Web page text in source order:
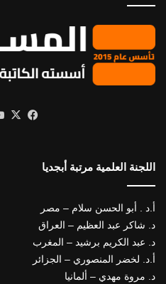
اللجنة العلمية مرتبة أبجديا
أ.د . أبو الحسن سلام – مصر
د. شاكر عبد العظيم – العراق
د. عبد الكريم برشيد – المغرب
أ.د. لخضر المنصوري – الجزائر
د. مروة مهدي – ألمانيا